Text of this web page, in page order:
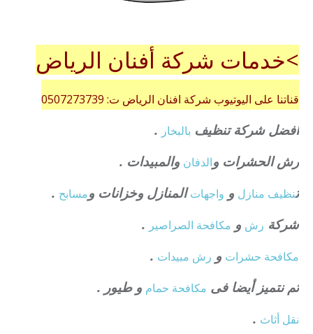
>خدمات شركة أفنان الرياض
قناتنا على اليوتيوب شركة افنان الرياض ت: 0507273739
افضل شركة تنظيف بالبخار .
رش الحشرات والدفان والمبيدات .
تنظيف منازل و واجهاتالمنازل وخزانات ومسابح .
شركة رش و مكافحة الصراصير .
مكافحة حشرات و رش مبيدات .
ثم نتميز أيضا فى مكافحة حمام و طيور .
نقل أثاث .